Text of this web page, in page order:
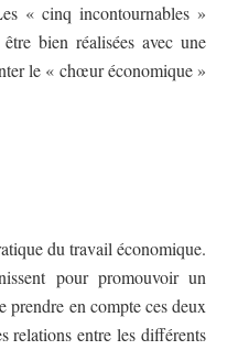
« cinq incontournables »
bien réalisées avec une
le « chœur économique »
du travail économique.
pour promouvoir un
en compte ces deux
relations entre les différents